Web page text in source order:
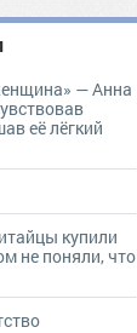
— Анна
её лёгкий
купили
не поняли, что